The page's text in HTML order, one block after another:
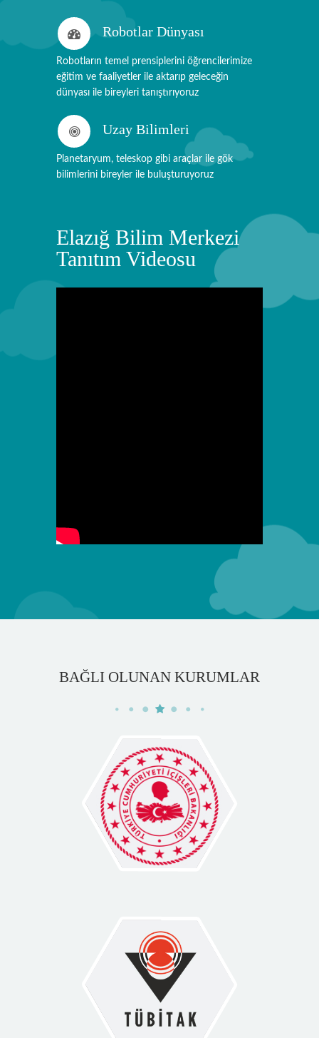
Robotlar Dünyası
Robotların temel prensiplerini öğrencilerimize
eğitim ve faaliyetler ile aktarıp geleceğin
dünyası ile bireyleri tanıştırıyoruz
Uzay Bilimleri
Planetaryum, teleskop gibi araçlar ile gök
bilimlerini bireyler ile buluşturuyoruz
Elazığ Bilim Merkezi
Tanıtım Videosu
BAĞLI OLUNAN KURUMLAR